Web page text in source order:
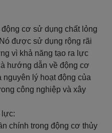
cơ sử dụng chất lỏng
được sử dụng rộng rãi
vì khả năng tạo ra lực
hướng dẫn về động cơ
lý hoạt động của
công nghiệp và xây
lực:
chính trong động cơ thủy